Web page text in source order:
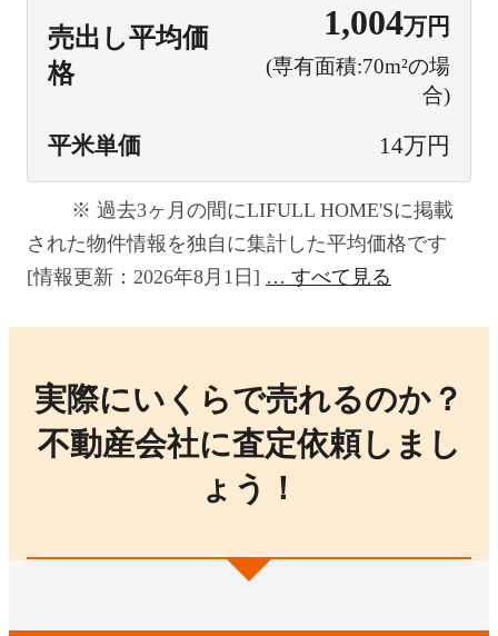
売出し平均価
格
1,004万円
(専有面積:70m²の場
合)
平米単価 14万円
過去3ヶ月の間にLIFULL HOME'Sに掲載
された物件情報を独自に集計した平均価格です
[情報更新：2026年8月1日]
すべて見る
実際にいくらで売れるのか？
不動産会社に査定依頼しまし
ょう！